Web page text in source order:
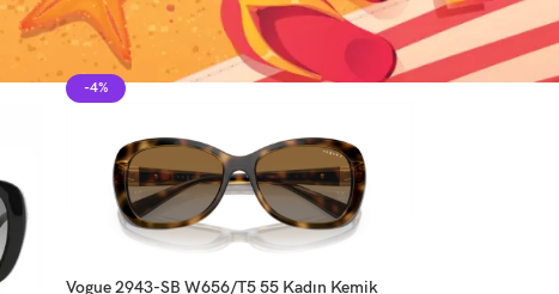
18 24
-4%
Vogue 2943-SB W656/T5 55 Kadın Kemik